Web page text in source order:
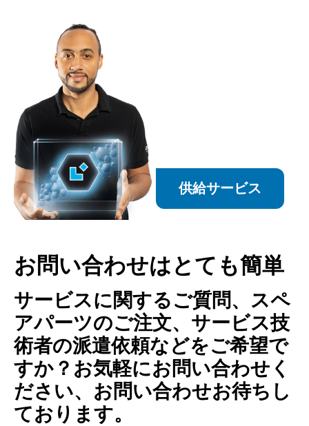
供給サービス
お問い合わせはとても簡単
サービスに関するご質問、スペ
アパーツのご注文、サービス技
術者の派遣依頼などをご希望で
すか？お気軽にお問い合わせく
ださい、お問い合わせお待ちし
ております。